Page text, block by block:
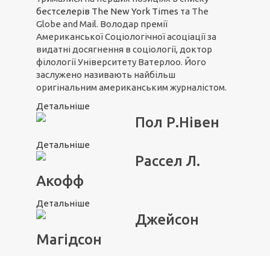
бестселерів The New York Times та The
Globe and Mail. Володар премії
Американської Соціологічної асоціації за
видатні досягнення в соціології, доктор
філології Університету Ватерлоо. Його
заслужено називають найбільш
оригінальним американським журналістом.
Детальніше
Пол Р.Нівен
Детальніше
Рассел Л.
Акофф
Детальніше
Джейсон
Магідсон